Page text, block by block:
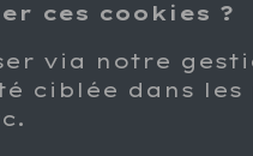
ces cookies ?
via notre
ciblée dans les